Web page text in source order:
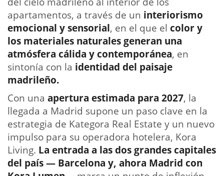
apartamentos, a través de un interiorismo
emocional y sensorial, en el que el color y
los materiales naturales generan una
atmósfera cálida y contemporánea, en
sintonía con la identidad del paisaje
madrileño.
Con una apertura estimada para 2027, la
llegada a Madrid supone un paso clave en la
estrategia de Kategora Real Estate y un nuevo
impulso para su operadora hotelera, Kora
Living. La entrada a las dos grandes capitales
del país — Barcelona y, ahora Madrid con